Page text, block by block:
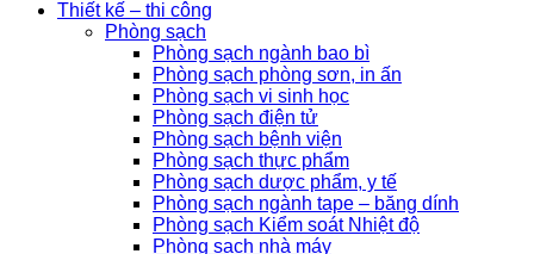
Thiết kế – thi công
Phòng sạch
Phòng sạch ngành bao bì
Phòng sạch phòng sơn, in ấn
Phòng sạch vi sinh học
Phòng sạch điện tử
Phòng sạch bệnh viện
Phòng sạch thực phẩm
Phòng sạch dược phẩm, y tế
Phòng sạch ngành tape – băng dính
Phòng sạch Kiểm soát Nhiệt độ
Phòng sạch nhà máy